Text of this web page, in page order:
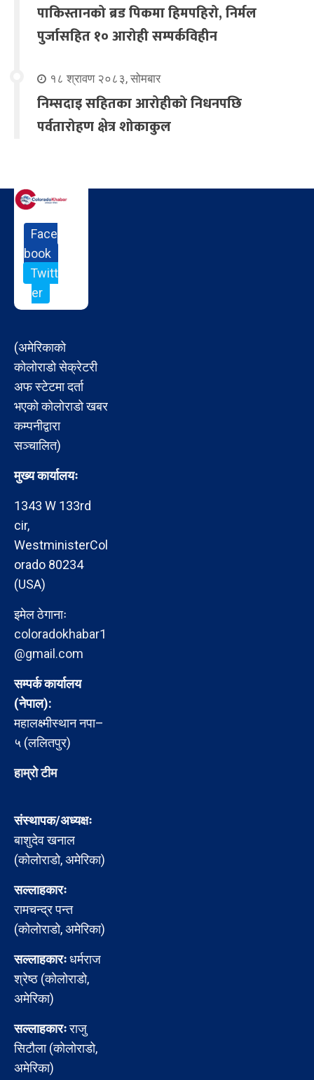
पाकिस्तानको ब्रड पिकमा हिमपहिरो, निर्मल
पुर्जासहित १० आरोही सम्पर्कविहीन
१८ श्रावण २०८३, सोमबार
निम्सदाइ सहितका आरोहीको निधनपछि
पर्वतारोहण क्षेत्र शोकाकुल
Face
book
Twitt
er
(अमेरिकाको
कोलोराडो सेक्रेटरी
अफ स्टेटमा दर्ता
भएको कोलोराडो खबर
कम्पनीद्वारा
सञ्चालित)
मुख्य कार्यालयः
1343 W 133rd
cir,
WestministerCol
orado 80234
(USA)
इमेल ठेगानाः
coloradokhabar1
@gmail.com
सम्पर्क कार्यालय
(नेपाल):
महालक्ष्मीस्थान नपा–
५ (ललितपुर)
हाम्रो टीम
संस्थापक/अध्यक्षः
बाशुदेव खनाल
(कोलोराडो, अमेरिका)
सल्लाहकारः
रामचन्द्र पन्त
(कोलोराडो, अमेरिका)
सल्लाहकारःधर्मराज
श्रेष्ठ (कोलोराडो,
अमेरिका)
सल्लाहकारःराजु
सिटौला (कोलोराडो,
अमेरिका)